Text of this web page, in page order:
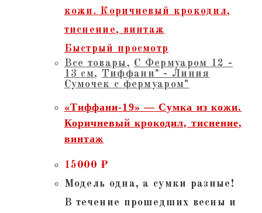
Быстрый просмотр
Все товары, С Фермуаром 12 -
13 см, Тиффани" - Линия
Сумочек с фермуаром"
«Тиффани-19» — Сумка из кожи.
Коричневый крокодил, тиснение,
винтаж
15000 ₽
Модель одна, а сумки разные!
В течение прошедших весны и